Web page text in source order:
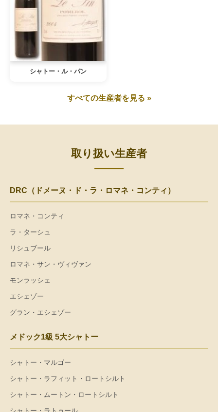
シャトー・ル・パン
すべての生産者を見る »
取り扱い生産者
DRC（ドメーヌ・ド・ラ・ロマネ・コンティ）
ロマネ・コンティ
ラ・ターシュ
リシュブール
ロマネ・サン・ヴィヴァン
モンラッシェ
エシェゾー
グラン・エシェゾー
メドック1級 5大シャトー
シャトー・マルゴー
シャトー・ラフィット・ロートシルト
シャトー・ムートン・ロートシルト